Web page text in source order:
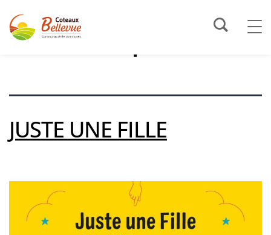
Étiquette :
mediathèque
JUSTE UNE FILLE